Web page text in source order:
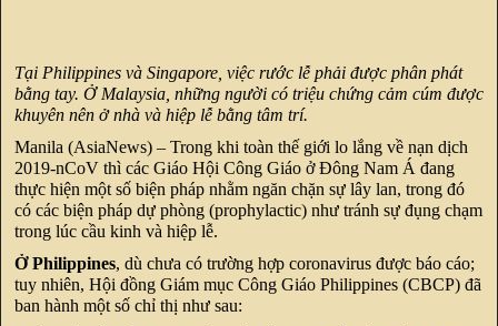
Tại Philippines và Singapore, việc rước lễ phải được phân phát
bằng tay. Ở Malaysia, những người có triệu chứng cảm cúm được
khuyên nên ở nhà và hiệp lễ bằng tâm trí.
Manila (AsiaNews) – Trong khi toàn thế giới lo lắng về nạn dịch
2019-nCoV thì các Giáo Hội Công Giáo ở Đông Nam Á đang
thực hiện một số biện pháp nhằm ngăn chặn sự lây lan, trong đó
có các biện pháp dự phòng (prophylactic) như tránh sự đụng chạm
trong lúc cầu kinh và hiệp lễ.
Ở Philippines, dù chưa có trường hợp coronavirus được báo cáo;
tuy nhiên, Hội đồng Giám mục Công Giáo Philippines (CBCP) đã
ban hành một số chỉ thị như sau: